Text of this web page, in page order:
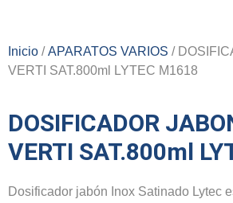
Inicio /APARATOS VARIOS /
VERTI SAT.800ml LYTEC M1618
DOSIFICADOR
VERTI SAT.800ml
Dosificador jabón Inox Satinado Lytec